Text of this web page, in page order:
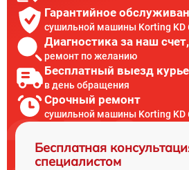
Гарантийное
сушильной машины Korting KD
Диагностика за наш счет,
ремонт по желанию
Бесплатный выезд
в день обращения
Срочный ремонт
сушильной машины Korting KD
Бесплатная
специалистом